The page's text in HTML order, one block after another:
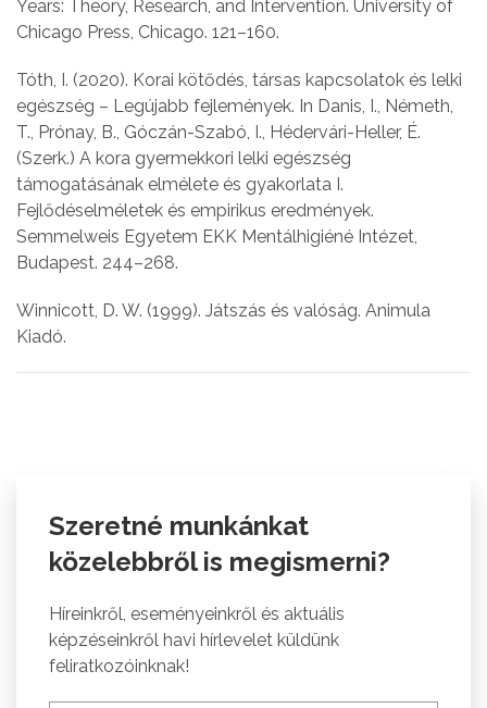
Years: Theory, Research, and Intervention. University of
Chicago Press, Chicago. 121–160.
Tóth, I. (2020). Korai kötődés, társas kapcsolatok és lelki
egészség – Legújabb fejlemények. In Danis, I., Németh,
T., Prónay, B., Góczán-Szabó, I., Hédervári-Heller, É.
(Szerk.) A kora gyermekkori lelki egészség
támogatásának elmélete és gyakorlata I.
Fejlődéselméletek és empirikus eredmények.
Semmelweis Egyetem EKK Mentálhigiéné Intézet,
Budapest. 244–268.
Winnicott, D. W. (1999). Játszás és valóság. Animula
Kiadó.
Szeretné munkánkat
közelebbről is megismerni?
Híreinkről, eseményeinkről és aktuális
képzéseinkről havi hírlevelet küldünk
feliratkozóinknak!